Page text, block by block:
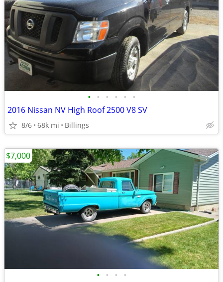
• • • • • •
2016 Nissan NV High Roof 2500 V8 SV
8/6 68k mi Billings
• • • •
$7,000